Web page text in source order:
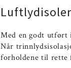
Med en godt utført
Når
forholdene til rette